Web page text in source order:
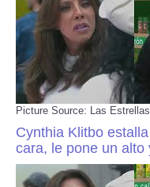
Picture Source: Las Estrellas
Cynthia Klitbo
cara, le pone un alto